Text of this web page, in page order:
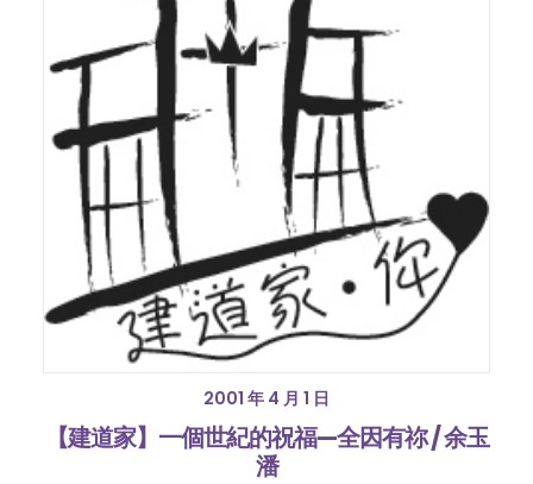
2001 年 4 月 1 日
【建道家】一個世紀的祝福—全因有祢 / 余玉
潘